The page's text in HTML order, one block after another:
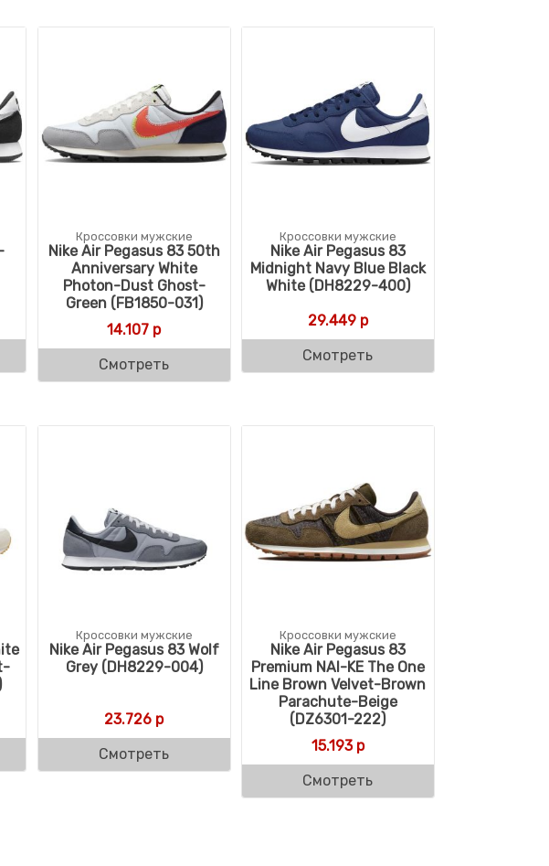
Кроссовки мужские
Nike Air Pegasus 83 50th
Anniversary White
Photon-Dust Ghost-
Green (FB1850-031)
14.107 р
Смотреть
Кроссовки мужские
Nike Air Pegasus 83
Midnight Navy Blue Black
White (DH8229-400)
29.449р
Смотреть
Кроссовки мужские
Nike Air Pegasus 83 Wolf
Grey (DH8229-004)
23.726 р
Смотреть
Кроссовки мужские
Nike Air Pegasus 83
Premium NAI-KE The One
Line Brown Velvet-Brown
Parachute-Beige
(DZ6301-222)
15.193р
Смотреть